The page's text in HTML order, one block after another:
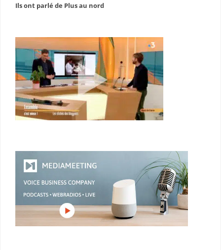
Ils ont parlé de Plus au nord